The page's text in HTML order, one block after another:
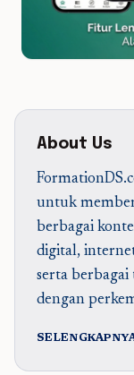
About Us
untuk
berbagai
digital,
serta
dengan